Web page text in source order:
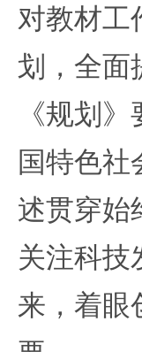
对教材工
划，全面
《规划
国特色社
述贯穿始
关注科技
来，着眼